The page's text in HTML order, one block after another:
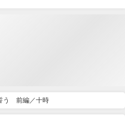
う 前編／十時